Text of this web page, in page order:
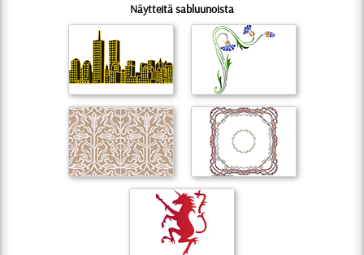
Näytteitä sabluunoista